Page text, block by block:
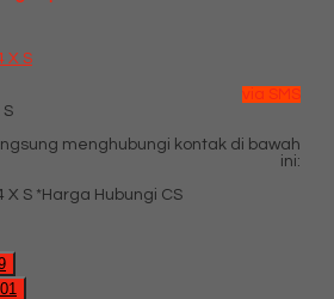
via SMS
menghubungi kontak di bawah
ini:
*Harga Hubungi CS